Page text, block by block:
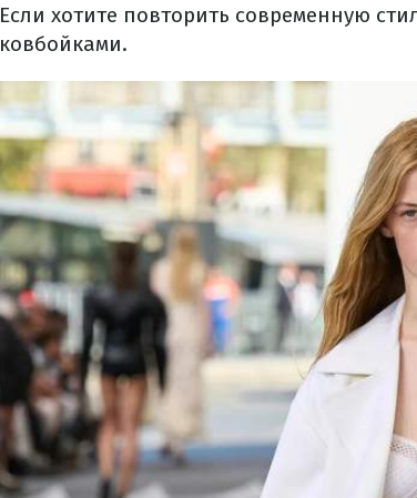
Если хотите повторить современную
ковбойками.